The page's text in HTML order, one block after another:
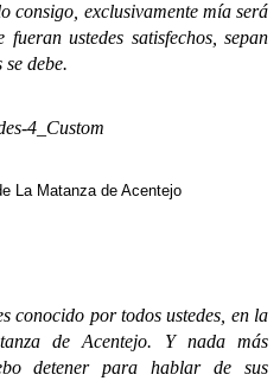
consigo, exclusivamente mía será
ustedes satisfechos, sepan
debe.
La Matanza de Acentejo
por todos ustedes, en la
de Acentejo. Y nada más
detener para hablar de sus